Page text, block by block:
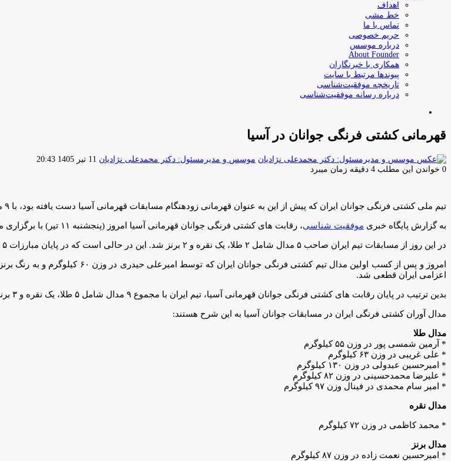
اهداف
خط مشی
تماس با ما
حریم خصوصی
درباره موسس
About Founder
همکاری با خبرنگاران
پیوندها مرتبط با سایت
تاریخچه موفقیت‌شناسی
درباره رسانه موفقیت‌شناسی
قهرمانی کشتی فرنگی جوانان در آسیا
موسس و مدیرمسئول: دکتر محمدعلی نژادیان ارسال
11 تیر 1405 20:43
0 خواندن این مطلب 4 دقیقه زمان میبرد
تیم ملی کشتی فرنگی جوانان ایران که پیش از این به عنوان قهرمانی زودهنگام مسابقات قهرمانی آسیا دست یافته بود، با ۹ مدال شامل ۵ طلا، یک نقره و ۳ برنز به کار خود در این مسابقات پایان داد.
به گزارش پایگاه خبری موفقیت شناسی، رقابت های کشتی فرنگی جوانان قهرمانی آسیا امروز (پنجشنبه ۱۱ تیر) با برگزاری مبارزات ۵ وزن دوم در پاتایا تایلند به پایان رسید.
در این روز از مسابقات تیم ایران صاحب ۵ مدال شامل ۲ طلا، یک نقره و ۲ برنز شد. این در حالی است که در پایان مبارزات ۵ وزن نخست هم ۳ مدال طلا و یک مدال برنز سهم کشتی فرنگی ایران شده بود.
اعزامی ایران قطعی شد.
بدین ترتیب در پایان رقابت های کشتی فرنگی جوانان قهرمانی آسیا، تیم ایران با مجموع ۹ مدال شامل ۵ طلا، یک نقره و ۳ برنز مدال در رده نخست جدول رده بندی ایستاد.
مدال آوران کشتی فرنگی ایران در مسابقات جوانان آسیا به این شرح هستند:
مدال طلا
* آرمین شمسی پور در وزن ۵۵ کیلوگرم
* علی غریبی در وزن ۶۳ کیلوگرم
* امیرحسین عبدولی در وزن ۱۳۰ کیلوگرم
* علیرضا محمدحسینی در وزن ۸۲ کیلوگرم
* امیر سام محمدی در فینال وزن ۹۷ کیلوگرم
مدال نقره
* محمد کاظمی در وزن ۷۲ کیلوگرم
مدال برنز
* امیرحسین نعمت زاده در وزن ۸۷ کیلوگرم